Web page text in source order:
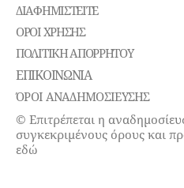
ΔΙΑΦΗΜΙΣΤΕΊΤΕ
ΌΡΟΙ ΧΡΉΣΗΣ
ΠΟΛΙΤΙΚΉ ΑΠΟΡΡΉΤΟΥ
ΕΠΙΚΟΙΝΩΝΊΑ
ΌΡΟΙ ΑΝΑΔΗΜΟΣΙΕΥΣΗΣ
© Επιτρέπεται η
συγκεκριμένους όρους και
εδώ